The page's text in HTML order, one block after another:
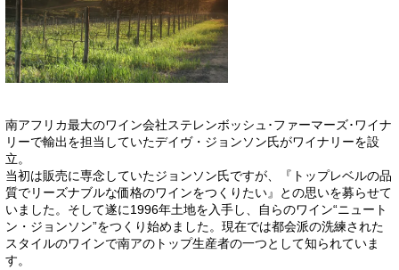
南アフリカ最大のワイン会社ステレンボッシュ･ファーマーズ･ワイナ
リーで輸出を担当していたデイヴ・ジョンソン氏がワイナリーを設
立。
当初は販売に専念していたジョンソン氏ですが、『トップレベルの品
質でリーズナブルな価格のワインをつくりたい』との思いを募らせて
いました。そして遂に1996年土地を入手し、自らのワイン“ニュート
ン・ジョンソン”をつくり始めました。現在では都会派の洗練された
スタイルのワインで南アのトップ生産者の一つとして知られていま
す。